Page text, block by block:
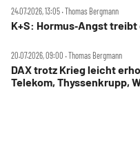
24.07.2026, 13:05 ‧ Thomas Bergmann
K+S: Hormus‑Angst
20.07.2026, 09:00 ‧ Thomas Bergmann
DAX trotz Krieg leicht
Telekom, Thyssenkrupp,